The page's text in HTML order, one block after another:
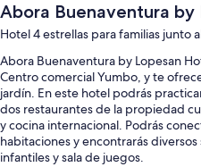
Abora Buenaventura by
Hotel 4 estrellas para familias junto
Abora Buenaventura by Lopesan
Centro comercial Yumbo, y te
jardín. En este hotel podrás
dos restaurantes de la propiedad
y cocina internacional. Podrás
habitaciones y encontrarás
infantiles y sala de juegos.